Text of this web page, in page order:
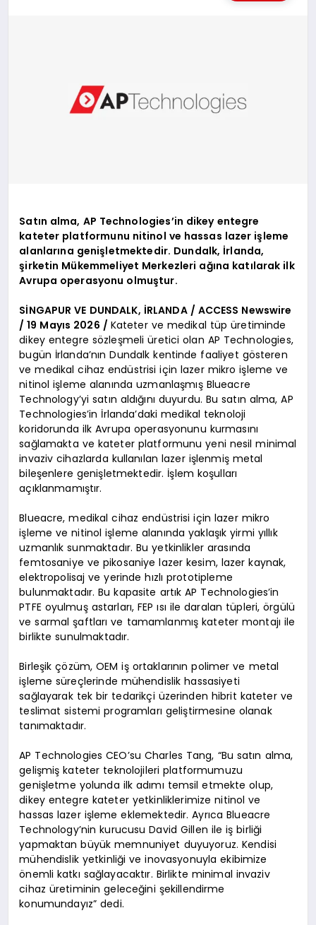
Satın alma, AP Technologies’in dikey entegre
kateter platformunu nitinol ve hassas lazer işleme
alanlarına genişletmektedir. Dundalk, İrlanda,
şirketin Mükemmeliyet Merkezleri ağına katılarak ilk
Avrupa operasyonu olmuştur.
SİNGAPUR VE DUNDALK, İRLANDA / ACCESS Newswire
/ 19 Mayıs 2026 / Kateter ve medikal tüp üretiminde
dikey entegre sözleşmeli üretici olan AP Technologies,
bugün İrlanda’nın Dundalk kentinde faaliyet gösteren
ve medikal cihaz endüstrisi için lazer mikro işleme ve
nitinol işleme alanında uzmanlaşmış Blueacre
Technology’yi satın aldığını duyurdu. Bu satın alma, AP
Technologies’in İrlanda’daki medikal teknoloji
koridorunda ilk Avrupa operasyonunu kurmasını
sağlamakta ve kateter platformunu yeni nesil minimal
invaziv cihazlarda kullanılan lazer işlenmiş metal
bileşenlere genişletmektedir. İşlem koşulları
açıklanmamıştır.
Blueacre, medikal cihaz endüstrisi için lazer mikro
işleme ve nitinol işleme alanında yaklaşık yirmi yıllık
uzmanlık sunmaktadır. Bu yetkinlikler arasında
femtosaniye ve pikosaniye lazer kesim, lazer kaynak,
elektropolisaj ve yerinde hızlı prototipleme
bulunmaktadır. Bu kapasite artık AP Technologies’in
PTFE oyulmuş astarları, FEP ısı ile daralan tüpleri, örgülü
ve sarmal şaftları ve tamamlanmış kateter montajı ile
birlikte sunulmaktadır.
Birleşik çözüm, OEM iş ortaklarının polimer ve metal
işleme süreçlerinde mühendislik hassasiyeti
sağlayarak tek bir tedarikçi üzerinden hibrit kateter ve
teslimat sistemi programları geliştirmesine olanak
tanımaktadır.
AP Technologies CEO’su Charles Tang, “Bu satın alma,
gelişmiş kateter teknolojileri platformumuzu
genişletme yolunda ilk adımı temsil etmekte olup,
dikey entegre kateter yetkinliklerimize nitinol ve
hassas lazer işleme eklemektedir. Ayrıca Blueacre
Technology’nin kurucusu David Gillen ile iş birliği
yapmaktan büyük memnuniyet duyuyoruz. Kendisi
mühendislik yetkinliği ve inovasyonuyla ekibimize
önemli katkı sağlayacaktır. Birlikte minimal invaziv
cihaz üretiminin geleceğini şekillendirme
konumundayız” dedi.